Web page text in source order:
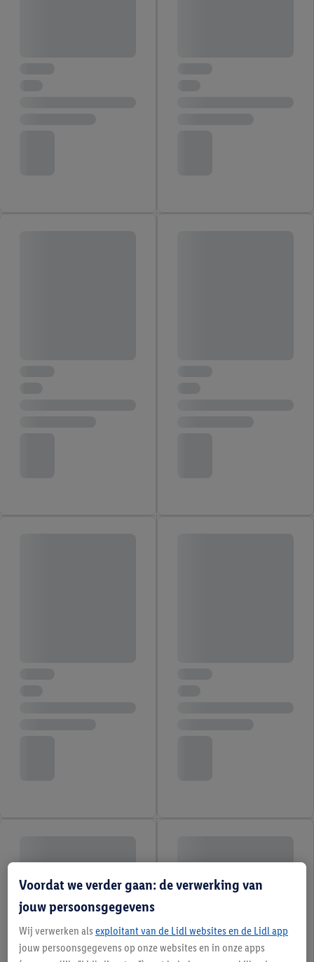
Voordat we verder gaan: de verwerking van
jouw persoonsgegevens
Wij verwerken als exploitant van de Lidl websites en de Lidl app
jouw persoonsgegevens op onze websites en in onze apps